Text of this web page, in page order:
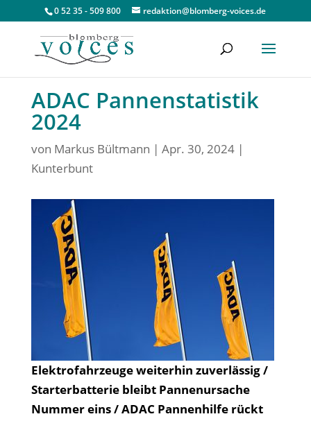
0 52 35 - 509 800 redaktion@blomberg-voices.de
ADAC Pannenstatistik
2024
von Markus Bültmann | Apr. 30, 2024|
Kunterbunt
Elektrofahrzeuge weiterhin zuverlässig /
Starterbatterie bleibt Pannenursache
Nummer eins / ADAC Pannenhilfe rückt